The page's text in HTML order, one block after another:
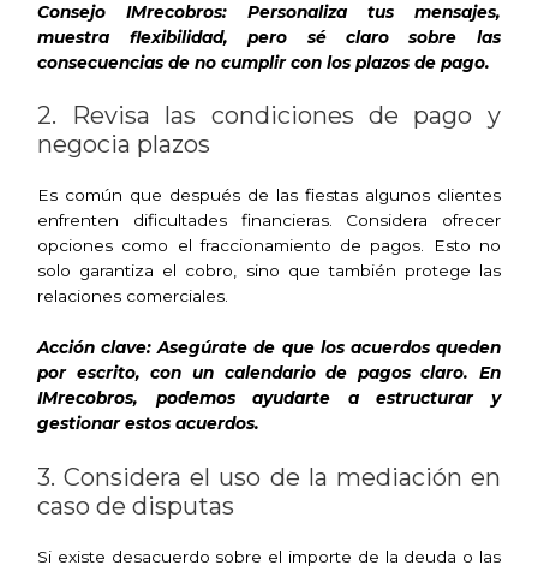
Consejo IMrecobros: Personaliza tus mensajes,
muestra flexibilidad, pero sé claro sobre las
consecuencias de no cumplir con los plazos de pago.
2. Revisa las condiciones de pago y
negocia plazos
Es común que después de las fiestas algunos clientes
enfrenten dificultades financieras. Considera ofrecer
opciones como el fraccionamiento de pagos. Esto no
solo garantiza el cobro, sino que también protege las
relaciones comerciales.
Acción clave: Asegúrate de que los acuerdos queden
por escrito, con un calendario de pagos claro. En
IMrecobros, podemos ayudarte a estructurar y
gestionar estos acuerdos.
3. Considera el uso de la mediación en
caso de disputas
Si existe desacuerdo sobre el importe de la deuda o las